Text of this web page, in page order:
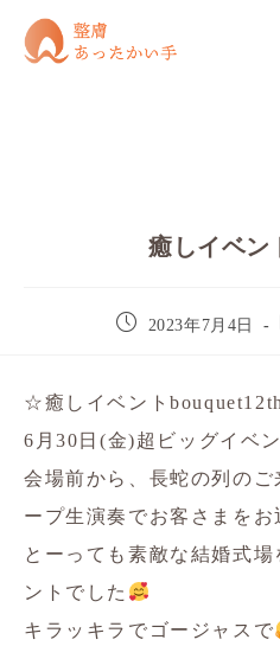
癒しイベン
2023年7月4日
☆癒しイベント
6月30日(金)超ビッグイベ
会場前から、長蛇の列の
ープ生演奏でお客さまをお
とーっても素敵な結婚式
ントでした
キラッキラでゴージャスで